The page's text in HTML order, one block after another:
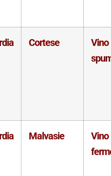
Cortese
Vino
Malvasie
Vino